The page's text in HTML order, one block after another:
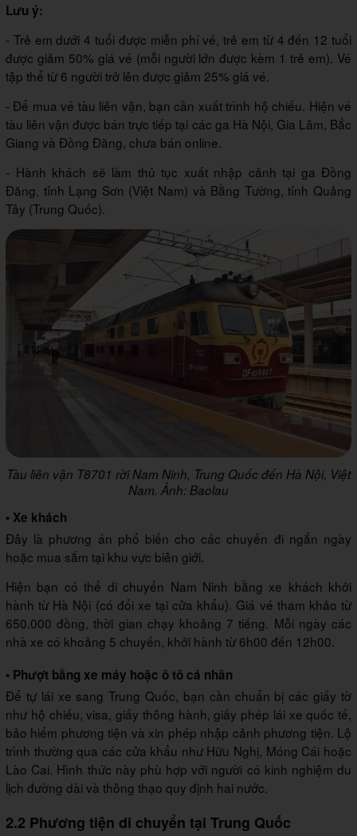
Lưu ý:
- Trẻ em dưới 4 tuổi được miễn phí vé, trẻ em từ 4 đến 12 tuổi
được giảm 50% giá vé (mỗi người lớn được kèm 1 trẻ em). Vé
tập thể từ 6 người trở lên được giảm 25% giá vé.
- Để mua vé tàu liên vận, bạn cần xuất trình hộ chiếu. Hiện vé
tàu liên vận được bán trực tiếp tại các ga Hà Nội, Gia Lâm, Bắc
Giang và Đồng Đăng, chưa bán online.
- Hành khách sẽ làm thủ tục xuất nhập cảnh tại ga Đồng
Đăng, tỉnh Lạng Sơn (Việt Nam) và Bằng Tường, tỉnh Quảng
Tây (Trung Quốc).
Tàu liên vận T8701 rời Nam Ninh, Trung Quốc đến Hà Nội, Việt
Nam. Ảnh: Baolau
• Xe khách
Đây là phương án phổ biến cho các chuyến đi ngắn ngày
hoặc mua sắm tại khu vực biên giới.
Hiện bạn có thể di chuyển Nam Ninh bằng xe khách khởi
hành từ Hà Nội (có đổi xe tại cửa khẩu). Giá vé tham khảo từ
650.000 đồng, thời gian chạy khoảng 7 tiếng. Mỗi ngày các
nhà xe có khoảng 5 chuyến, khởi hành từ 6h00 đến 12h00.
• Phượt bằng xe máy hoặc ô tô cá nhân
Để tự lái xe sang Trung Quốc, bạn cần chuẩn bị các giấy tờ
như hộ chiếu, visa, giấy thông hành, giấy phép lái xe quốc tế,
bảo hiểm phương tiện và xin phép nhập cảnh phương tiện. Lộ
trình thường qua các cửa khẩu như Hữu Nghị, Móng Cái hoặc
Lào Cai. Hình thức này phù hợp với người có kinh nghiệm du
lịch đường dài và thông thạo quy định hai nước.
2.2 Phương tiện di chuyển tại Trung Quốc